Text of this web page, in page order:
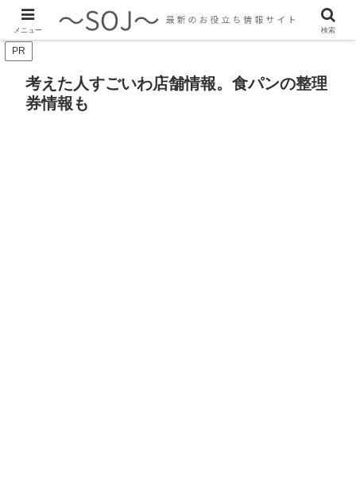
最新のトレンド情報、生活に役立つ情報をご紹介します
PR
考えた人すごいわ店舗情報。食パンの整理
券情報も
メニュー 検索